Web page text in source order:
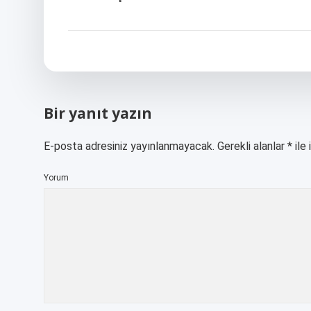
Bir yanıt yazın
E-posta adresiniz yayınlanmayacak. Gerekli alanlar * ile
Yorum